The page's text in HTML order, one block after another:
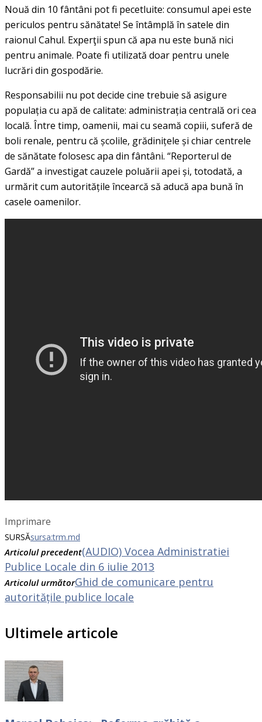
Nouă din 10 fântâni pot fi pecetluite: consumul apei este
periculos pentru sănătate! Se întâmplă în satele din
raionul Cahul. Experţii spun că apa nu este bună nici
pentru animale. Poate fi utilizată doar pentru unele
lucrări din gospodărie.
Responsabilii nu pot decide cine trebuie să asigure
populația cu apă de calitate: administrația centrală ori cea
locală. Între timp, oamenii, mai cu seamă copiii, suferă de
boli renale, pentru că școlile, grădinițele și chiar centrele
de sănătate folosesc apa din fântâni. “Reporterul de
Gardă” a investigat cauzele poluării apei și, totodată, a
urmărit cum autoritățile încearcă să aducă apa bună în
casele oamenilor.
Imprimare
SURSĂsursa:trm.md
Articolul precedent(AUDIO) Vocea Administratiei
Publice Locale din 6 iulie 2013
Articolul următorGhid de comunicare pentru
autoritățile publice locale
Ultimele articole